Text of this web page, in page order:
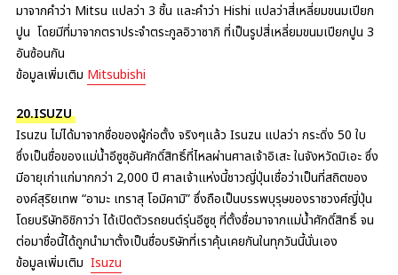
มาจากคำว่า Mitsu แปลว่า 3 ชิ้น และคำว่า Hishi แปลว่าสี่เหลี่ยมขนมเปียก
ปูน โดยมีที่มาจากตราประจำตระกูลอิวาซากิ ที่เป็นรูปสี่เหลี่ยมขนมเปียกปูน 3
อันซ้อนกัน
ข้อมูลเพิ่มเติม Mitsubishi
20.ISUZU
Isuzu ไม่ได้มาจากชื่อของผู้ก่อตั้ง จริงๆแล้ว Isuzu แปลว่า กระดิ่ง 50 ใบ
ซึ่งเป็นชื่อของแม่น้ำอีซูซุอันศักดิ์สิทธิ์ที่ไหลผ่านศาลเจ้าอิเสะ ในจังหวัดมิเอะ ซึ่ง
มีอายุเก่าแก่มากกว่า 2,000 ปี ศาลเจ้าแห่งนี้ชาวญี่ปุ่นเชื่อว่าเป็นที่สถิตของ
องค์สุริยเทพ “อามะ เทราสุ โอมิคามิ” ซึ่งถือเป็นบรรพบุรุษของราชวงศ์ญี่ปุ่น
โดยบริษัทอิชิกาว่า ได้เปิดตัวรถยนต์รุ่นอีซูซุ ที่ตั้งชื่อมาจากแม่น้ำศักดิ์สิทธิ์ จน
ต่อมาชื่อนี้ได้ถูกนำมาตั้งเป็นชื่อบริษัทที่เราคุ้นเคยกันในทุกวันนี้นั่นเอง
ข้อมูลเพิ่มเติม Isuzu